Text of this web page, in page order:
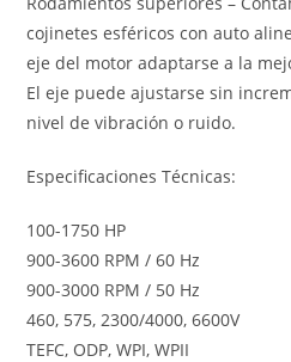
cojinetes esféricos con auto
eje del motor adaptarse a la
El eje puede ajustarse sin
nivel de vibración o ruido.
Especificaciones Técnicas:
100-1750 HP
900-3600 RPM / 60 Hz
900-3000 RPM / 50 Hz
460, 575, 2300/4000, 6600V
TEFC, ODP, WPI, WPII